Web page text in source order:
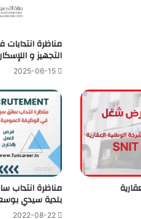
مناظرة
التجهيز و
2025-06-15
مناظرة انتداب
بلدية سيدي
2022-08-22